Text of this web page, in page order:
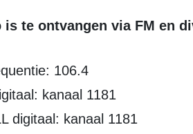
is te ontvangen via FM en
106.4
kanaal 1181
digitaal: kanaal 1181